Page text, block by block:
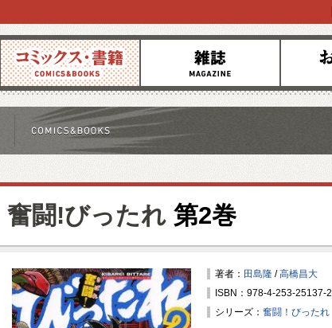
コミックス 雑誌 お知らせ
奮闘!びったれ 第2巻
著者： 田島隆 /高橋昌大
ISBN：978-4-253-25137-2
シリーズ： 奮闘！びったれ